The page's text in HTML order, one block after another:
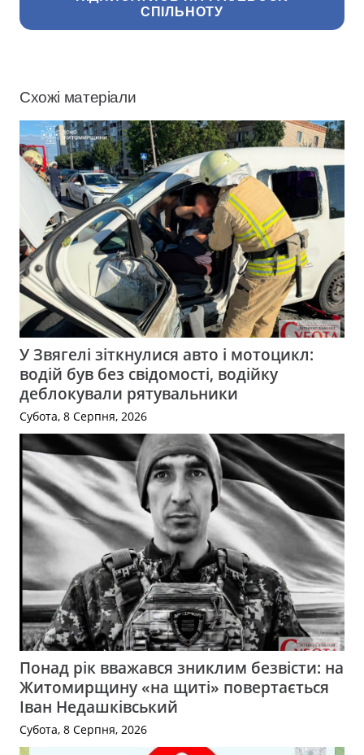
СПІЛЬНОТУ
Схожі матеріали
У Звягелі зіткнулися авто і мотоцикл:
водій був без свідомості, водійку
деблокували рятувальники
Субота, 8 Серпня, 2026
Понад рік вважався зниклим безвісти: на
Житомирщину «на щиті» повертається
Іван Недашківський
Субота, 8 Серпня, 2026